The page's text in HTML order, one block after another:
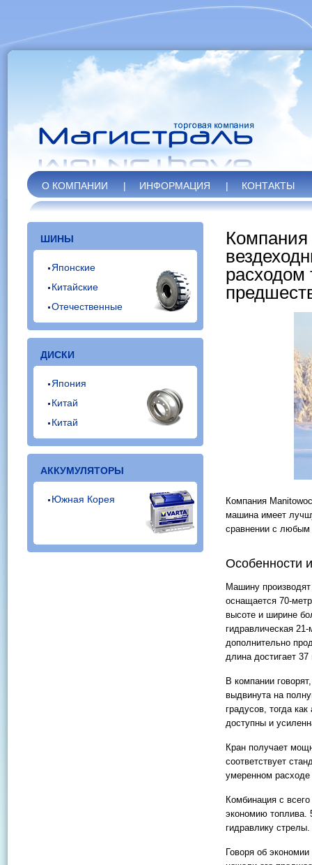
О КОМПАНИИ | ИНФОРМАЦИЯ | КОНТАКТЫ
ШИНЫ
Японские
Китайские
Отечественные
ДИСКИ
Япония
Китай
Китай
АККУМУЛЯТОРЫ
Южная Корея
Компания
Компания
машина имеет
сравнении с любым
Особенности
Машину
оснащается 70-
высоте и ширине
гидравлическая
дополнительно
длина достигает 37
В компании
выдвинута на
градусов, тогда
доступны и
Кран получает
соответствует
умеренном расходе
Комбинация с
экономию топлива.
гидравлику стрелы.
Говоря об